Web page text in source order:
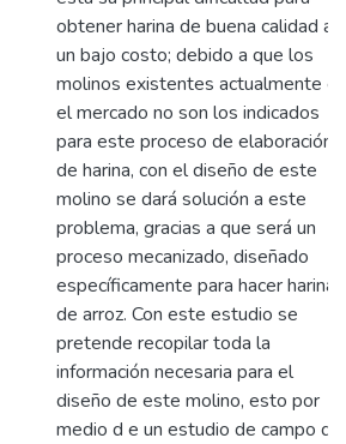
obtener harina de buena calidad a
un bajo costo; debido a que los
molinos existentes actualmente en
el mercado no son los indicados
para este proceso de elaboración
de harina, con el diseño de este
molino se dará solución a este
problema, gracias a que será un
proceso mecanizado, diseñado
específicamente para hacer harina
de arroz. Con este estudio se
pretende recopilar toda la
información necesaria para el
diseño de este molino, esto por
medio d e un estudio de campo